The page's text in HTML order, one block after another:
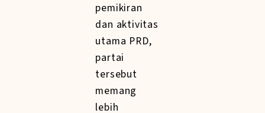
pemikiran
dan aktivitas
utama PRD,
partai
tersebut
memang
lebih